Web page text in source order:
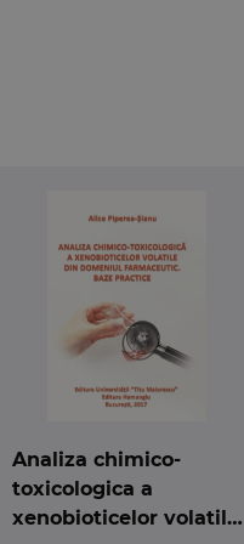
Analiza chimico-
toxicologica a
xenobioticelor volatile